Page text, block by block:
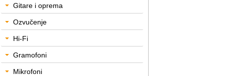
Gitare i oprema
Ozvučenje
Hi-Fi
Gramofoni
Mikrofoni